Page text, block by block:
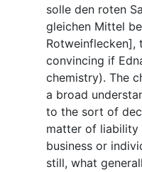
solle den roten
gleichen Mittel
Rotweinflecken],
convincing if
chemistry). The
a broad
to the sort of
matter of liability
business or
still, what